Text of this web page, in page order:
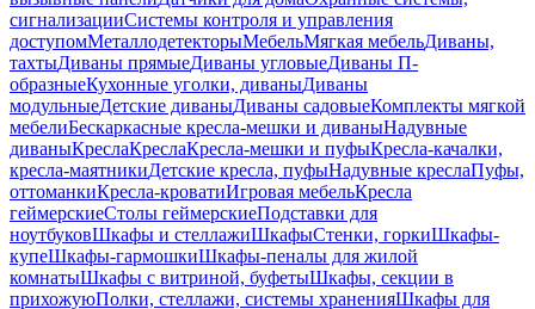
сигнализацииСистемы контроля и управления
доступомМеталлодетекторыМебельМягкая мебельДиваны,
тахтыДиваны прямыеДиваны угловыеДиваны П-
образныеКухонные уголки, диваныДиваны
модульныеДетские диваныДиваны садовыеКомплекты мягкой
мебелиБескаркасные кресла-мешки и диваныНадувные
диваныКреслаКреслаКресла-мешки и пуфыКресла-качалки,
кресла-маятникиДетские кресла, пуфыНадувные креслаПуфы,
оттоманкиКресла-кроватиИгровая мебельКресла
геймерскиеСтолы геймерскиеПодставки для
ноутбуковШкафы и стеллажиШкафыСтенки, горкиШкафы-
купеШкафы-гармошкиШкафы-пеналы для жилой
комнатыШкафы с витриной, буфетыШкафы, секции в
прихожуюПолки, стеллажи, системы храненияШкафы для